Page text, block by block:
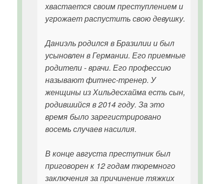
хвастается своим преступлением и
угрожает распустить свою девушку.
Даниэль родился в Бразилии и был
усыновлен в Германии. Его приемные
родители - врачи. Его профессию
называют фитнес-тренер. У
женщины из Хильдесхайма есть сын,
родившийся в 2014 году. За это
время было зарегистрировано
восемь случаев насилия.
В конце августа преступник был
приговорен к 12 годам тюремного
заключения за причинение тяжких